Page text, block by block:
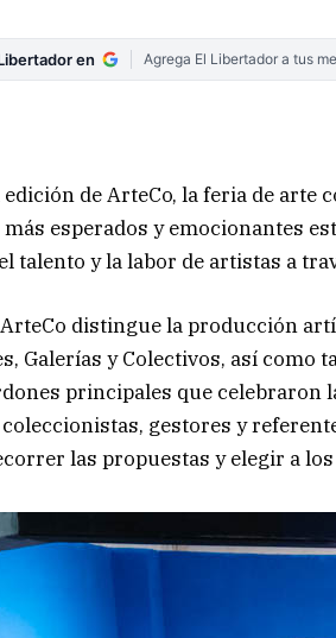
en Agrega El Libertador a tus
de ArteCo, la feria de
esperados y emocionantes
talento y la labor de artistas a
ArteCo distingue la producción
Galerías y Colectivos, así como
principales que celebraron
gestores y
las propuestas y elegir a los